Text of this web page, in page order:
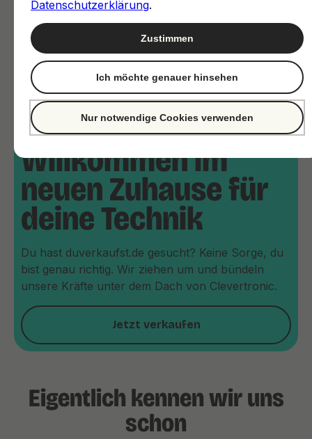
Willkommen im
neuen Zuhause für
deine Technik
Du hast duverkaufst.de gesucht? Keine Sorge, du
bist genau richtig. Wir ziehen um und bündeln
unsere Kräfte unter dem Dach von Clevertronic.
Jetzt verkaufen
Eigentlich kennen wir uns
schon
Datenschutzerklärung.
Nur notwendige Cookies verwenden
Ich möchte genauer hinsehen
Zustimmen